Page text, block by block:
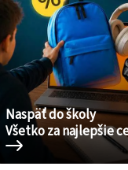
Naspäť do školy
Všetko za najlepšie